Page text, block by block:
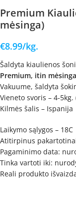
Premium
mėsinga)
€8.99/kg.
Šaldyta kiaulienos
Premium, itin
Vakuume, šaldyta
Vieneto svoris – 4-
Kilmės šalis – Ispanija
Laikymo sąlygos – 18C
Atitirpinus
Pagaminimo data:
Tinka vartoti iki:
Reali produkto